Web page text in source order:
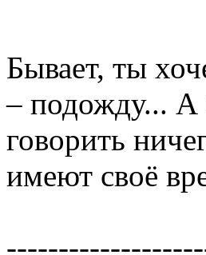
Бывает, ты
– подожду... А
говорить
имеют своё